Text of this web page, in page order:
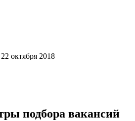
22 октября 2018
подбора вакансий